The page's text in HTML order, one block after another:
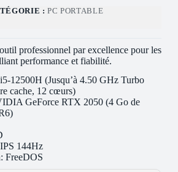
:PC PORTABLE
professionnel par excellence pour les
performance et fiabilité.
12500H (Jusqu’à 4.50 GHz Turbo
cache, 12 cœurs)
GeForce RTX 2050 (4 Go de
144Hz
FreeDOS